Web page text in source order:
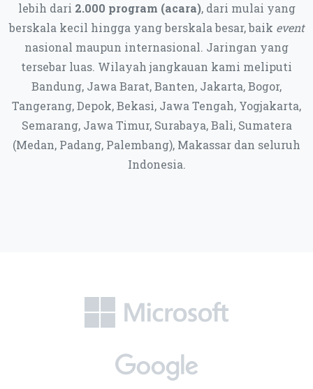
lebih dari 2.000 program (acara), dari mulai yang
berskala kecil hingga yang berskala besar, baik event
nasional maupun internasional. Jaringan yang
tersebar luas. Wilayah jangkauan kami meliputi
Bandung, Jawa Barat, Banten, Jakarta, Bogor,
Tangerang, Depok, Bekasi, Jawa Tengah, Yogjakarta,
Semarang, Jawa Timur, Surabaya, Bali, Sumatera
(Medan, Padang, Palembang), Makassar dan seluruh
Indonesia.